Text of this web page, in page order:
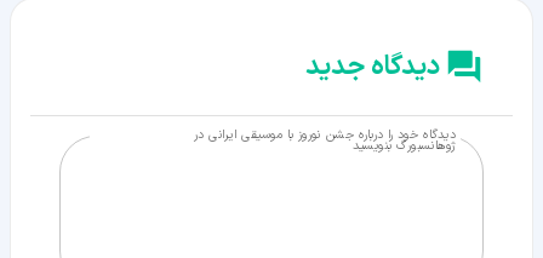
دیدگاه جدید
دیدگاه خود را درباره جشن نوروز با موسیقی ایرانی در
ژوهانسبورگ بنویسید